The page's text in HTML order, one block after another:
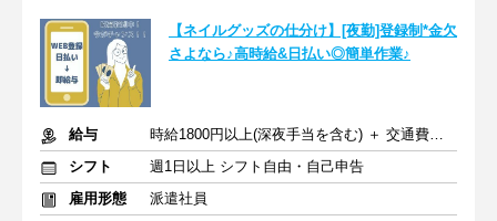
【ネイルグッズの仕分け】[夜勤]登録制*金欠
さよなら♪高時給&日払い◎簡単作業♪
給与
時給1800円以上(深夜手当を含む) ＋ 交通費全額支給
シフト
週1日以上 シフト自由・自己申告
雇用形態
派遣社員